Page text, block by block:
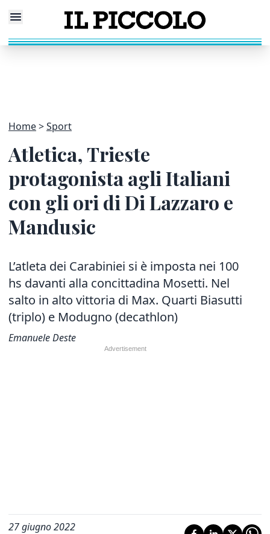
Home Sport
Atletica, Trieste
protagonista agli Italiani
con gli ori di Di Lazzaro e
Mandusic
L’atleta dei Carabiniei si è imposta nei 100
hs davanti alla concittadina Mosetti. Nel
salto in alto vittoria di Max. Quarti Biasutti
(triplo) e Modugno (decathlon)
Emanuele Deste
27 giugno 2022